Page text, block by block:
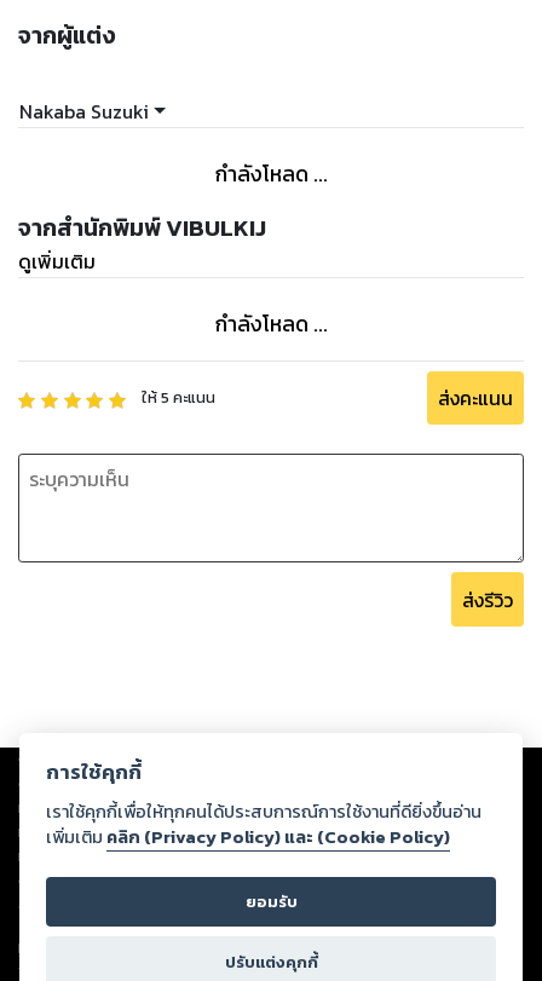
จากผู้แต่ง
Nakaba Suzuki
กำลังโหลด ...
จากสำนักพิมพ์ VIBULKIJ
ดูเพิ่มเติม
กำลังโหลด ...
ให้5 คะแนน ส่งคะแนน
ส่งรีวิว
Copyright © 2026
ต่อผลงานหรือเนื้อหาใดที่อัปโหลดผ่านเว็บไซต์และปรากฏว่าละเมิดสิทธิใน
ทรัพย์สินทางปัญญาของบุคคลอื่นหรือขัดต่อกฎหมายและศีลธรรม ดังนั้น ผู้อ่าน
ทุกท่านโปรดใช้วิจารณญาณในการกลั่นกรองด้วยตนเอง และหากท่านพบว่าส่วน
หนึ่งส่วนใดขัดต่อกฎหมายและศีลธรรม กรุณาแจ้งมายังบริษัท เพื่อทีมงานจะได้
ดำเนินการในทันที ทั้งนี้ ทางสตอรี่ล็อกขอสงวนลิขสิทธิ์ตามพระราชบัญญัติ
ลิขสิทธิ์ พ.ศ. 2537 (ฉบับล่าสุด)
For support: member@ookbee.com
Version
การใช้คุกกี้
เราใช้คุกกี้เพื่อให้ทุกคนได้ประสบการณ์การใช้งานที่ดียิ่งขึ้นอ่าน
เพิ่มเติม คลิก (Privacy Policy) และ (Cookie Policy)
ยอมรับ
ปรับแต่งคุกกี้